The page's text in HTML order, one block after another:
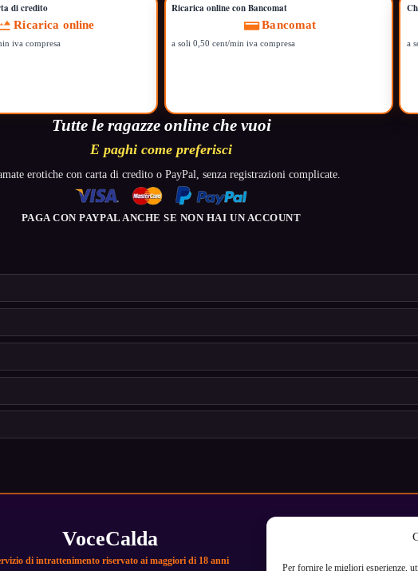
Per fornire le migliori esperienze,
di credito
Ricarica online
iva compresa
Ricarica online con Bancomat
Bancomat
a soli 0,50 cent/min iva compresa a
Tutte le ragazze online che vuoi
E paghi come preferisci
erotiche con carta di credito o PayPal, senza registrazioni complicate.
PAGA CON PAYPAL ANCHE SE NON HAI UN ACCOUNT
VoceCalda
di intrattenimento riservato ai maggiori di 18 anni